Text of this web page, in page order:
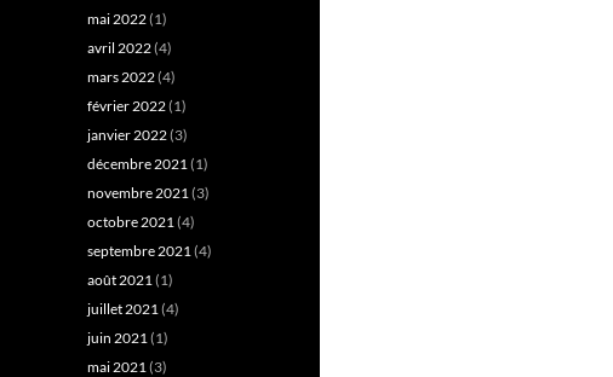
mai 2022(1)
avril 2022(4)
mars 2022(4)
février 2022(1)
janvier 2022(3)
décembre 2021(1)
novembre 2021(3)
octobre 2021(4)
septembre 2021(4)
août 2021(1)
juillet 2021(4)
juin 2021(1)
mai 2021(3)